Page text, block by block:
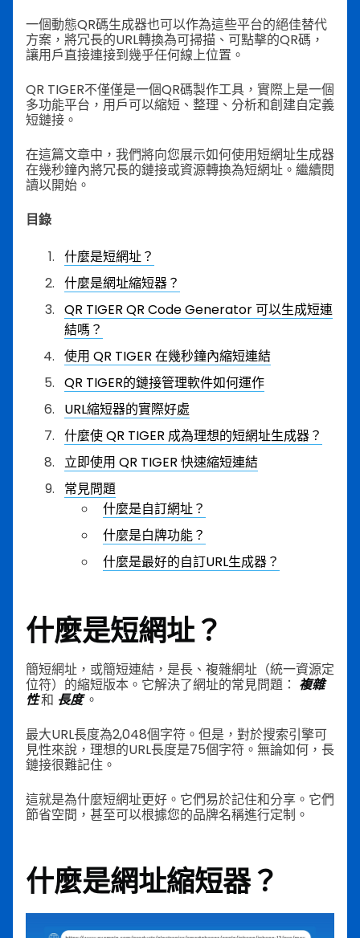
一個動態QR碼生成器也可以作為這些平台的絕佳替代
方案，將冗長的URL轉換為可掃描、可點擊的QR碼，
讓用戶直接連接到幾乎任何線上位置。
QR TIGER不僅僅是一個QR碼製作工具，實際上是一個
多功能平台，用戶可以縮短、整理、分析和創建自定義
短鏈接。
在這篇文章中，我們將向您展示如何使用短網址生成器
在幾秒鐘內將冗長的鏈接或資源轉換為短網址。繼續閱
讀以開始。
目錄
什麼是短網址？
什麼是網址縮短器？
QR TIGER QR Code Generator 可以生成短連
結嗎？
使用 QR TIGER 在幾秒鐘內縮短連結
QR TIGER的鏈接管理軟件如何運作
URL縮短器的實際好處
什麼使 QR TIGER 成為理想的短網址生成器？
立即使用 QR TIGER 快速縮短連結
常見問題
什麼是自訂網址？
什麼是白牌功能？
什麼是最好的自訂URL生成器？
什麼是短網址？
簡短網址，或簡短連結，是長、複雜網址（統一資源定
位符）的縮短版本。它解決了網址的常見問題： 複雜
性和 長度 。
最大URL長度為2,048個字符。但是，對於搜索引擎可
見性來說，理想的URL長度是75個字符。無論如何，長
鏈接很難記住。
這就是為什麼短網址更好。它們易於記住和分享。它們
節省空間，甚至可以根據您的品牌名稱進行定制。
什麼是網址縮短器？